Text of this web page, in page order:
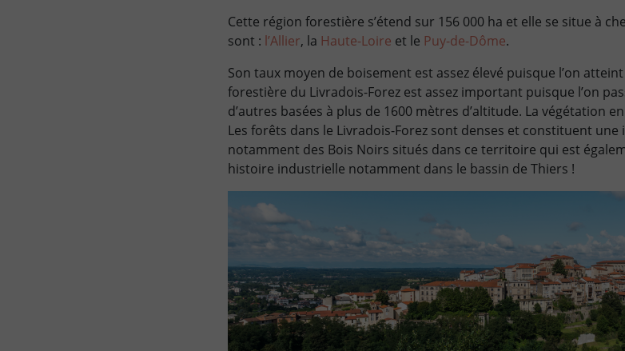
Cette région forestière s’étend sur 156 000 ha et elle se situe à
sont : l’Allier, la Haute-Loire et le Puy-de-Dôme.
Son taux moyen de boisement est assez élevé puisque l’on
forestière du Livradois-Forez est assez important puisque l’on
d’autres basées à plus de 1600 mètres d’altitude. La végétation
Les forêts dans le Livradois-Forez sont denses et constituent
notamment des Bois Noirs situés dans ce territoire qui est
histoire industrielle notamment dans le bassin de Thiers !